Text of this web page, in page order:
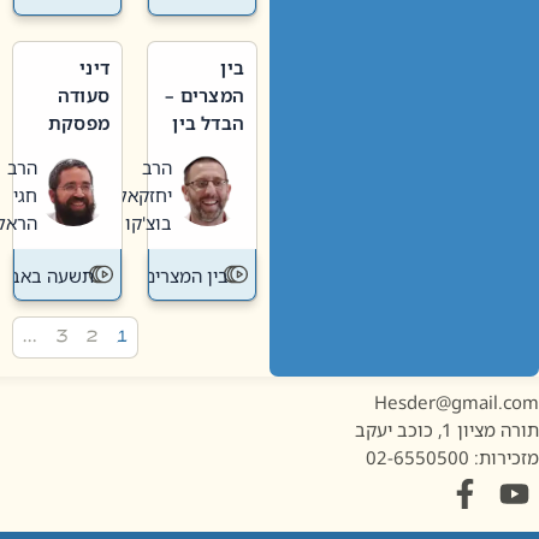
בין
המצרים –
הבדל בין
חדשה
לישנה
הרב
יחזקאל
בוצ'קו
בין המצרים
דיני
סעודה
מפסקת
תשעה
באב
הרב
חגי
הראל
תשעה באב
1, כוכב יעקב
02-6550500